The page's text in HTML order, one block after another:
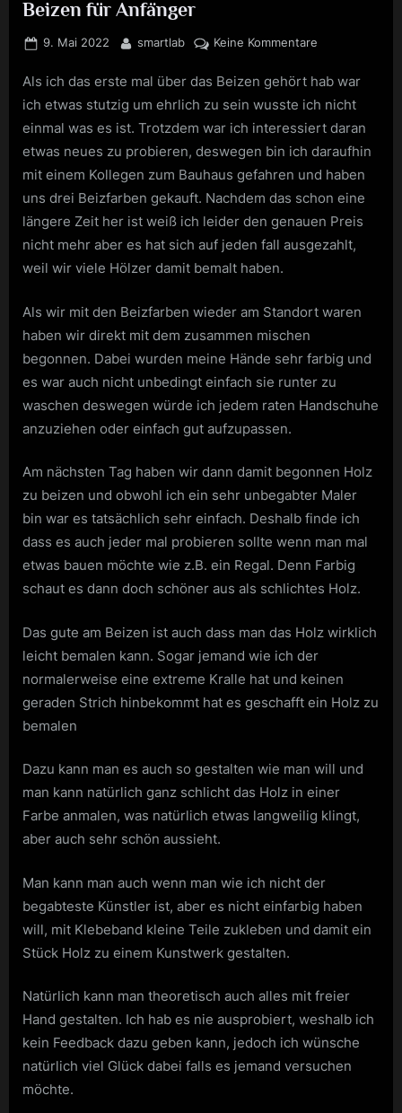
Beizen für Anfänger
Posted
9. Mai 2022 By
smartlab Keine Kommentare
für
Anfänger
Als ich das erste mal über das Beizen gehört hab war
ich etwas stutzig um ehrlich zu sein wusste ich nicht
einmal was es ist. Trotzdem war ich interessiert daran
etwas neues zu probieren, deswegen bin ich daraufhin
mit einem Kollegen zum Bauhaus gefahren und haben
uns drei Beizfarben gekauft. Nachdem das schon eine
längere Zeit her ist weiß ich leider den genauen Preis
nicht mehr aber es hat sich auf jeden fall ausgezahlt,
weil wir viele Hölzer damit bemalt haben.
Als wir mit den Beizfarben wieder am Standort waren
haben wir direkt mit dem zusammen mischen
begonnen. Dabei wurden meine Hände sehr farbig und
es war auch nicht unbedingt einfach sie runter zu
waschen deswegen würde ich jedem raten Handschuhe
anzuziehen oder einfach gut aufzupassen.
Am nächsten Tag haben wir dann damit begonnen Holz
zu beizen und obwohl ich ein sehr unbegabter Maler
bin war es tatsächlich sehr einfach. Deshalb finde ich
dass es auch jeder mal probieren sollte wenn man mal
etwas bauen möchte wie z.B. ein Regal. Denn Farbig
schaut es dann doch schöner aus als schlichtes Holz.
Das gute am Beizen ist auch dass man das Holz wirklich
leicht bemalen kann. Sogar jemand wie ich der
normalerweise eine extreme Kralle hat und keinen
geraden Strich hinbekommt hat es geschafft ein Holz zu
bemalen
Dazu kann man es auch so gestalten wie man will und
man kann natürlich ganz schlicht das Holz in einer
Farbe anmalen, was natürlich etwas langweilig klingt,
aber auch sehr schön aussieht.
Man kann man auch wenn man wie ich nicht der
begabteste Künstler ist, aber es nicht einfarbig haben
will, mit Klebeband kleine Teile zukleben und damit ein
Stück Holz zu einem Kunstwerk gestalten.
Natürlich kann man theoretisch auch alles mit freier
Hand gestalten. Ich hab es nie ausprobiert, weshalb ich
kein Feedback dazu geben kann, jedoch ich wünsche
natürlich viel Glück dabei falls es jemand versuchen
möchte.